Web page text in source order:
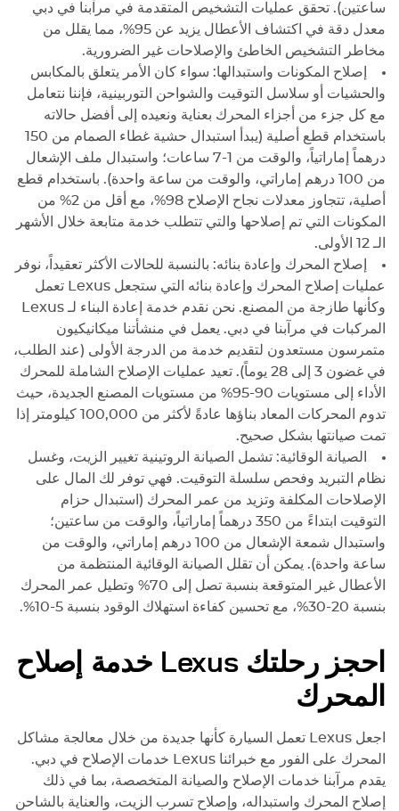
ساعتين). تحقق عمليات التشخيص المتقدمة في مرآبنا في دبي
معدل دقة في اكتشاف الأعطال يزيد عن 95%، مما يقلل من
مخاطر التشخيص الخاطئ والإصلاحات غير الضرورية.
إصلاح المكونات واستبدالها: سواء كان الأمر يتعلق بالمكابس
والحشيات أو سلاسل التوقيت والشواحن التوربينية، فإننا نتعامل
مع كل جزء من أجزاء المحرك بعناية ونعيده إلى أفضل حالاته
باستخدام قطع أصلية (يبدأ استبدال حشية غطاء الصمام من 150
درهماً إماراتياً، والوقت من 1-7 ساعات؛ واستبدال ملف الإشعال
من 100 درهم إماراتي، والوقت من ساعة واحدة). باستخدام قطع
أصلية، تتجاوز معدلات نجاح الإصلاح 98%، مع أقل من 2% من
المكونات التي تم إصلاحها والتي تتطلب خدمة متابعة خلال الأشهر
الـ 12 الأولى.
إصلاح المحرك وإعادة بنائه: بالنسبة للحالات الأكثر تعقيداً، نوفر
عمليات إصلاح المحرك وإعادة بنائه التي ستجعل Lexus تعمل
وكأنها طازجة من المصنع. نحن نقدم خدمة إعادة البناء لـLexus
المركبات في مرآبنا في دبي. يعمل في منشأتنا ميكانيكيون
متمرسون مستعدون لتقديم خدمة من الدرجة الأولى (عند الطلب،
في غضون 3 إلى 28 يوماً). تعيد عمليات الإصلاح الشاملة للمحرك
الأداء إلى مستويات 90-95% من مستويات المصنع الجديدة، حيث
تدوم المحركات المعاد بناؤها عادةً لأكثر من 100,000 كيلومتر إذا
تمت صيانتها بشكل صحيح.
الصيانة الوقائية: تشمل الصيانة الروتينية تغيير الزيت، وغسل
نظام التبريد وفحص سلسلة التوقيت. فهي توفر لك المال على
الإصلاحات المكلفة وتزيد من عمر المحرك (استبدال حزام
التوقيت ابتداءً من 350 درهماً إماراتياً، والوقت من ساعتين؛
واستبدال شمعة الإشعال من 100 درهم إماراتي، والوقت من
ساعة واحدة). يمكن أن تقلل الصيانة الوقائية المنتظمة من
الأعطال غير المتوقعة بنسبة تصل إلى 70% وتطيل عمر المحرك
بنسبة 20-30%، مع تحسين كفاءة استهلاك الوقود بنسبة 5-10%.
احجز رحلتكLexus خدمة إصلاح
المحرك
اجعل Lexus تعمل السيارة كأنها جديدة من خلال معالجة مشاكل
المحرك على الفور مع خبرائنا Lexus خدمات الإصلاح في دبي.
يقدم مرآبنا خدمات الإصلاح والصيانة المتخصصة، بما في ذلك
إصلاح المحرك واستبداله، وإصلاح تسرب الزيت، والعناية بالشاحن